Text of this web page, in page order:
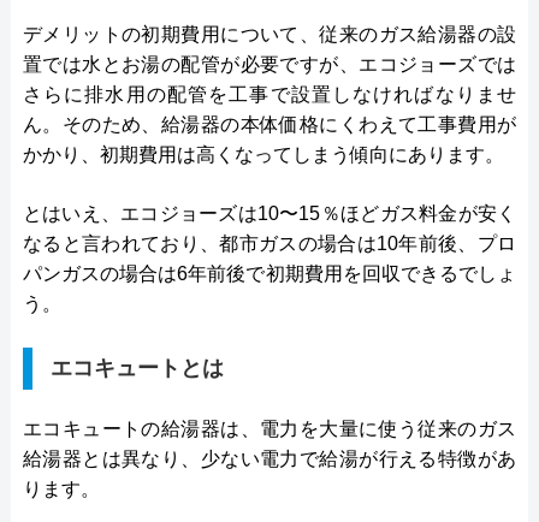
デメリットの初期費用について、従来のガス給湯器の設
置では水とお湯の配管が必要ですが、エコジョーズでは
さらに排水用の配管を工事で設置しなければなりませ
ん。そのため、給湯器の本体価格にくわえて工事費用が
かかり、初期費用は高くなってしまう傾向にあります。
とはいえ、エコジョーズは10〜15％ほどガス料金が安く
なると言われており、都市ガスの場合は10年前後、プロ
パンガスの場合は6年前後で初期費用を回収できるでしょ
う。
エコキュートとは
エコキュートの給湯器は、電力を大量に使う従来のガス
給湯器とは異なり、少ない電力で給湯が行える特徴があ
ります。